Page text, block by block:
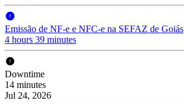
Emissão de NF-e e NFC-e na SEFAZ de Goiás
4 hours 39 minutes
Downtime
14 minutes
Jul 24, 2026